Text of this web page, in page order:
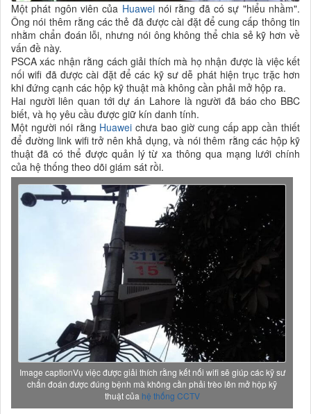
Một phát ngôn viên của Huaweinói rằng đã có sự "hiểu nhầm".
Ông nói thêm rằng các thẻ đã được cài đặt để cung cấp thông tin
nhằm chẩn đoán lỗi, nhưng nói ông không thể chia sẻ kỹ hơn về
vấn đề này.
PSCA xác nhận rằng cách giải thích mà họ nhận được là việc kết
nối wifi đã được cài đặt để các kỹ sư dễ phát hiện trục trặc hơn
khi đứng cạnh các hộp kỹ thuật mà không cần phải mở hộp ra.
Hai người liên quan tới dự án Lahore là người đã báo cho BBC
biết, và họ yêu cầu được giữ kín danh tính.
Một người nói rằng Huawei chưa bao giờ cung cấp app cần thiết
để đường link wifi trở nên khả dụng, và nói thêm rằng các hộp kỹ
thuật đã có thể được quản lý từ xa thông qua mạng lưới chính
của hệ thống theo dõi giám sát rồi.
Image captionVụ việc được giải thích rằng kết nối wifi sẽ giúp các kỹ sư
chẩn đoán được đúng bệnh mà không cần phải trèo lên mở hộp kỹ
thuật của hệ thống CCTV